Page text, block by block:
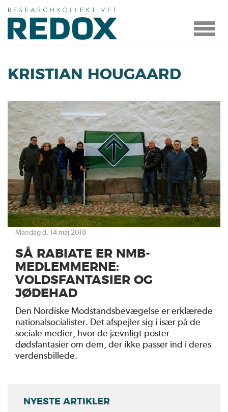
Toggle
KRISTIAN HOUGAARD
mandag d. 14 maj 2018
SÅ RABIATE ER NMB-
MEDLEMMERNE:
VOLDSFANTASIER OG
JØDEHAD
Den Nordiske Modstandsbevægelse er erklærede
nationalsocialister. Det afspejler sig i især på de
sociale medier, hvor de jævnligt poster
dødsfantasier om dem, der ikke passer ind i deres
verdensbillede.
NYESTE ARTIKLER